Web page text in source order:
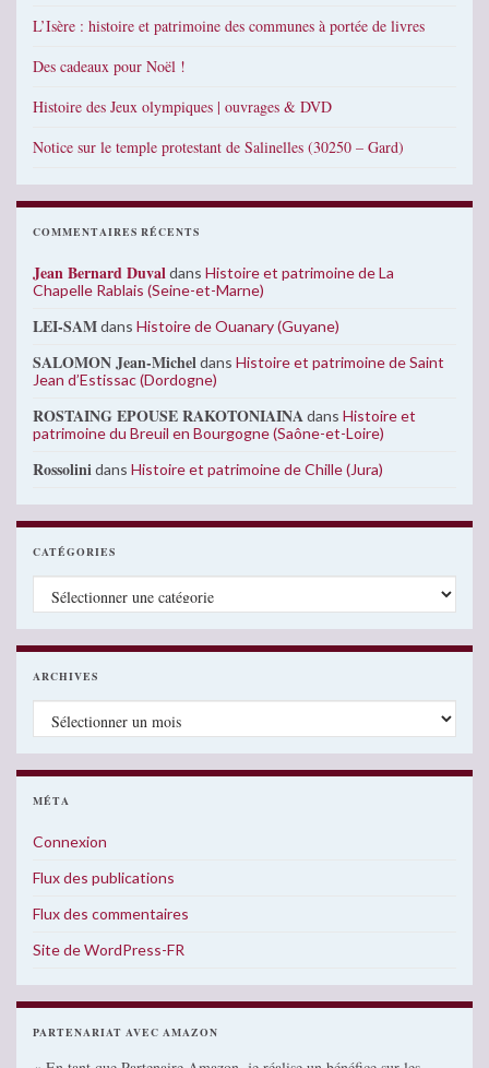
L’Isère : histoire et patrimoine des communes à portée de livres
Des cadeaux pour Noël !
Histoire des Jeux olympiques | ouvrages & DVD
Notice sur le temple protestant de Salinelles (30250 – Gard)
COMMENTAIRES RÉCENTS
Jean Bernard Duvaldans Histoire et patrimoine de La
Chapelle Rablais (Seine-et-Marne)
LEI-SAMdans Histoire de Ouanary (Guyane)
SALOMON Jean-Micheldans Histoire et patrimoine de Saint
Jean d’Estissac (Dordogne)
ROSTAING EPOUSE RAKOTONIAINAdans Histoire et
patrimoine du Breuil en Bourgogne (Saône-et-Loire)
Rossolinidans Histoire et patrimoine de Chille (Jura)
CATÉGORIES
Catégories
ARCHIVES
Archives
MÉTA
Connexion
Flux des publications
Flux des commentaires
Site de WordPress-FR
PARTENARIAT AVEC AMAZON